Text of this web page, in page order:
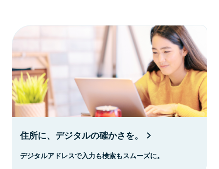
住所に、デジタルの確かさを。
デジタルアドレスで入力も検索もスムーズに。